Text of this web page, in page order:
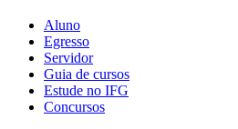
Aluno
Egresso
Servidor
Guia de cursos
Estude no IFG
Concursos